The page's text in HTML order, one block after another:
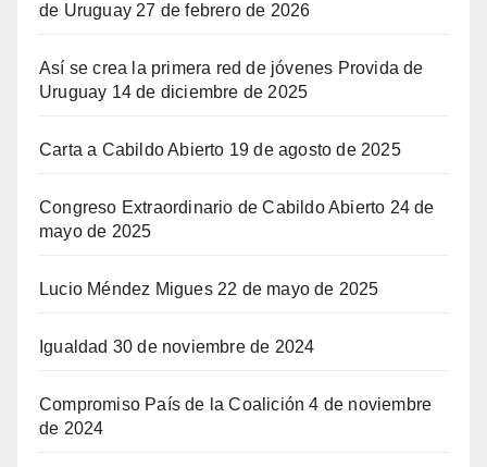
de Uruguay 27 de febrero de 2026
Así se crea la primera red de jóvenes Provida de
Uruguay 14 de diciembre de 2025
Carta a Cabildo Abierto 19 de agosto de 2025
Congreso Extraordinario de Cabildo Abierto 24 de
mayo de 2025
Lucio Méndez Migues 22 de mayo de 2025
Igualdad 30 de noviembre de 2024
Compromiso País de la Coalición 4 de noviembre
de 2024